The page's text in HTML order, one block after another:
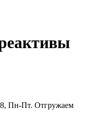
Пн-Пт. Отгружаем